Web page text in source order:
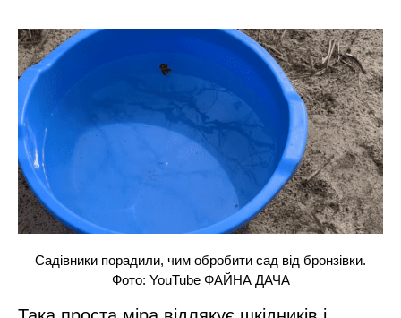
Садівники порадили, чим обробити сад від бронзівки.
Фото: YouTube ФАЙНА ДАЧА